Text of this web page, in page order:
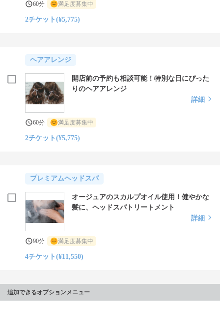
60分 満足度募集中
2チケット(¥5,775)
ヘアアレンジ
開店前の予約も相談可能！特別な日にぴった
りのヘアアレンジ
詳細
60分 満足度募集中
2チケット(¥5,775)
プレミアムヘッドスパ
オージュアのスカルプオイル使用！健やかな
髪に、ヘッドスパトリートメント
詳細
90分 満足度募集中
4チケット(¥11,550)
追加できるオプションメニュー